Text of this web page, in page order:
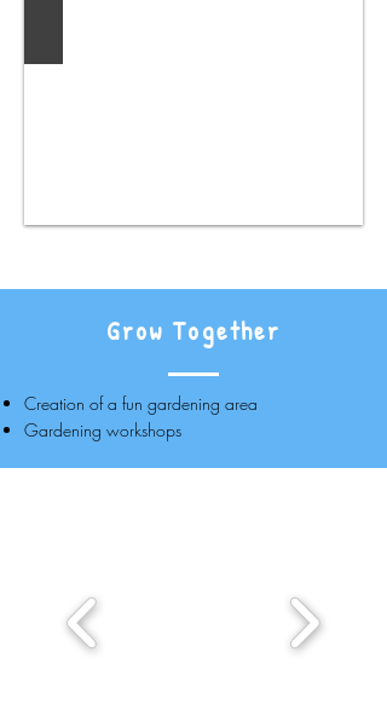
Grow Together
Creation of a fun gardening area
Gardening workshops